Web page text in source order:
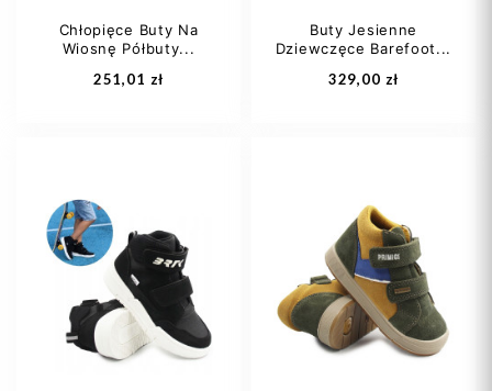
Dodaj do koszyka Dodaj do koszyka
Chłopięce Buty Na
Wiosnę Półbuty...
251,01 zł
25 26
27
29 +1
Buty Jesienne
Dziewczęce Barefoot...
329,00 zł
21
22
23
24 +1